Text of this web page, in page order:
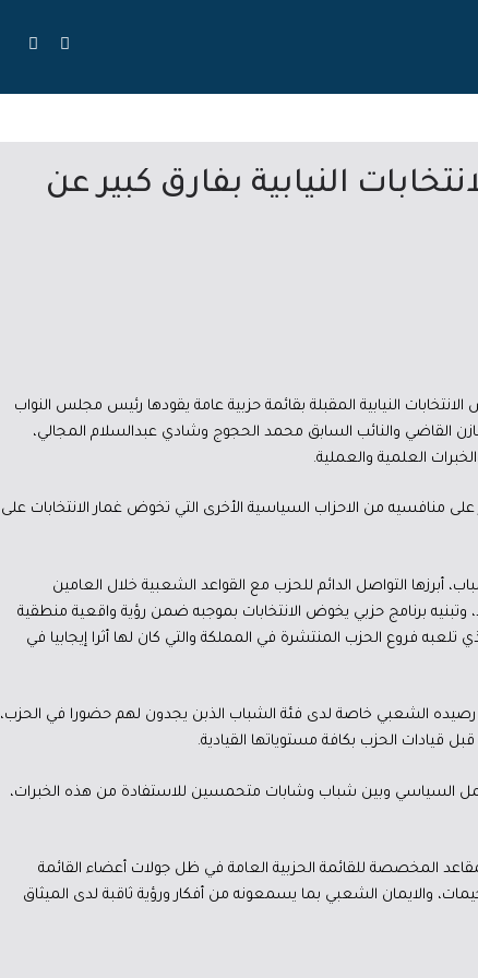
النيابية بفارق كبير عن
النيابية المقبلة بقائمة حزبية عامة يقودها رئيس مجلس النواب
القاضي والنائب السابق محمد الحجوج وشادي عبدالسلام المجالي،
العلمية والعملية.
منافسيه من الاحزاب السياسية الأخرى التي تخوض غمار الانتخابات على
التواصل الدائم للحزب مع القواعد الشعبية خلال العامين
برنامج حزبي يخوض الانتخابات بموجبه ضمن رؤية واقعية منطقية
تلعبه فروع الحزب المنتشرة في المملكة والتي كان لها أثرا إيجابيا في
رصيده الشعبي خاصة لدى فئة الشباب الذبن يجدون لهم حضورا في الحزب،
قيادات الحزب بكافة مستوياتها القيادية.
السياسي وبين شباب وشابات متحمسين للاستفادة من هذه الخبرات،
نحو 12مقعدا من اجمالي عدد المقاعد المخصصة للقائمة الحزبية العامة في ظل جولات أعضاء القائمة
والايمان الشعبي بما يسمعونه من أفكار ورؤية ثاقبة لدى الميثاق